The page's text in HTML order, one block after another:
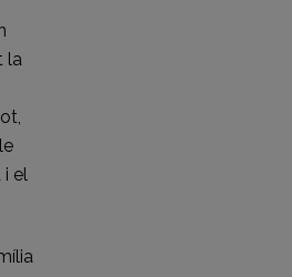
la
i el